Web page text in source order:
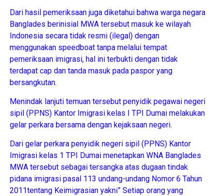
Dari hasil pemeriksaan juga diketahui bahwa warga negara
Banglades berinisial MWA tersebut masuk ke wilayah
Indonesia secara tidak resmi (ilegal) dengan
menggunakan speedboat tanpa melalui tempat
pemeriksaan imigrasi, hal ini terbukti dengan tidak
terdapat cap dan tanda masuk pada paspor yang
bersangkutan.
Menindak lanjuti temuan tersebut penyidik pegawai negeri
sipil (PPNS) Kantor Imigrasi kelas I TPI Dumai melakukan
gelar perkara bersama dengan kejaksaan negeri.
Dari gelar perkara penyidik negeri sipil (PPNS) Kantor
Imigrasi kelas 1 TPI Dumai menetapkan WNA Banglades
MWA tersebut sebagai tersangka atas dugaan tindak
pidana imigrasi pasal 113 undang-undang Nomor 6 Tahun
2011tentang Keimigrasian yakni” Setiap orang yang